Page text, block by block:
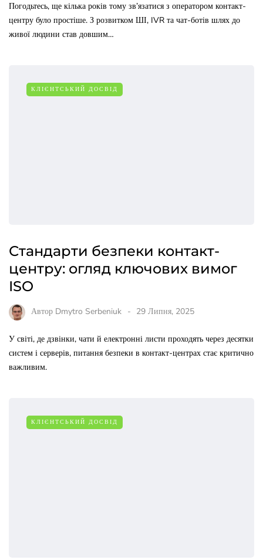
Погодьтесь, ще кілька років тому зв’язатися з оператором контакт-
центру було простіше. З розвитком ШІ, IVR та чат-ботів шлях до
живої людини став довшим…
КЛІЄНТСЬКИЙ ДОСВІД
Стандарти безпеки контакт-
центру: огляд ключових вимог
ISO
Автор Dmytro Serbeniuk 29 Липня, 2025
У світі, де дзвінки, чати й електронні листи проходять через десятки
систем і серверів, питання безпеки в контакт-центрах стає критично
важливим.
КЛІЄНТСЬКИЙ ДОСВІД